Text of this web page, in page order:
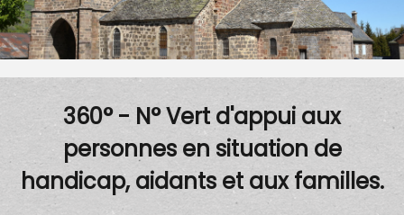
360° - N° Vert d'appui aux
personnes en situation de
handicap, aidants et aux familles.